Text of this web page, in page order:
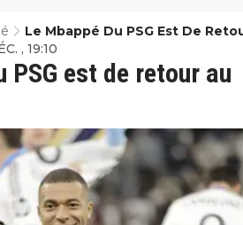
Le Mbappé Du PSG Est De
Real Madrid
PSG est de retour au
, 19:10